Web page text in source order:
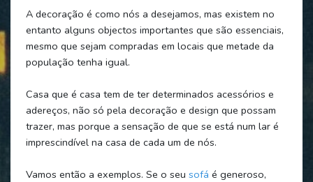
A decoração é como nós a desejamos, mas existem no
entanto alguns objectos importantes que são essenciais,
mesmo que sejam compradas em locais que metade da
população tenha igual.
Casa que é casa tem de ter determinados acessórios e
adereços, não só pela decoração e design que possam
trazer, mas porque a sensação de que se está num lar é
imprescindível na casa de cada um de nós.
Vamos então a exemplos. Se o seu sofá é generoso,